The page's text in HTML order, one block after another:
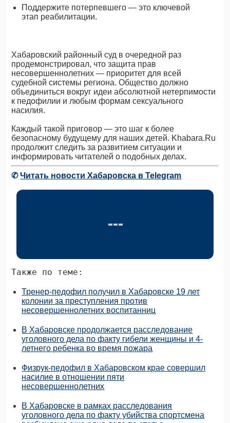
Поддержите потерпевшего — это ключевой
этап реабилитации.
Хабаровский районный суд в очередной раз
продемонстрировал, что защита прав
несовершеннолетних — приоритет для всей
судебной системы региона. Общество должно
объединиться вокруг идеи абсолютной нетерпимости
к педофилии и любым формам сексуального
насилия.
Каждый такой приговор — это шаг к более
безопасному будущему для наших детей. Khabara.Ru
продолжит следить за развитием ситуации и
информировать читателей о подобных делах.
✆Читать новости Хабаровска в Telegram
Также по теме:
Тренер-педофил получил в Хабаровске 19 лет
колонии за преступления против
несовершеннолетних воспитанниц
В Хабаровске продолжается расследование
уголовного дела по факту гибели женщины и 4-
летнего ребенка во время пожара
Физрук-педофил в Хабаровском крае совершил
насилие в отношении пяти
несовершеннолетних
В Хабаровске в рамках расследования
уголовного дела по факту убийства спортсмена